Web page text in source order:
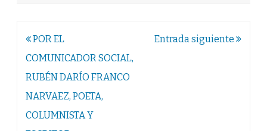
Navegación
de
entradas
POR EL
COMUNICADOR SOCIAL,
RUBÉN DARÍO FRANCO
NARVAEZ, POETA,
COLUMNISTA Y
Entrada siguiente